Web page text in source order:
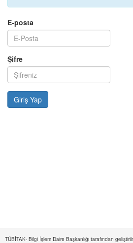
E-posta
Şifre
TÜBİTAK- Bilgi İşlem Daire Başkanlığı tarafından